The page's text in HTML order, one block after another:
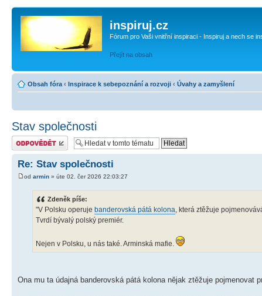
inspiruj.cz
Fórum pro Vaši vnitřní inspiraci - Inspiruj a nech se
Přejít na obsah
Obsah fóra ‹ Inspirace k sebepoznání a rozvoji ‹ Úvahy a zamyšlení
Stav společnosti
Odeslat odpověď
Re: Stav společnosti
od armin » úte 02. čer 2026 22:03:27
Zdeněk píše:
"V Polsku operuje banderovská pátá kolona, která ztěžuje
Tvrdí bývalý polský premiér.
Nejen v Polsku, u nás také. Arminská mafie.
Ona mu ta údajná banderovská pátá kolona nějak ztěžuje pojmenovat